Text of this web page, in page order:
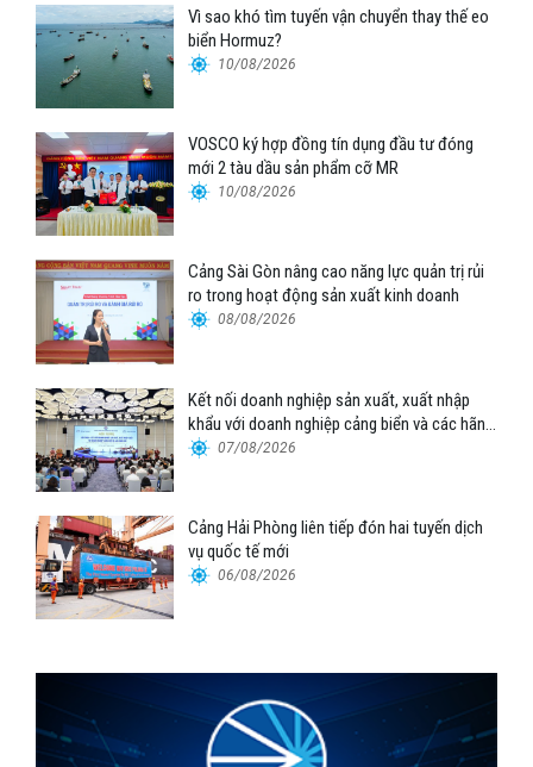
Vì sao khó tìm tuyến vận chuyển thay thế eo
biển Hormuz?
10/08/2026
VOSCO ký hợp đồng tín dụng đầu tư đóng
mới 2 tàu dầu sản phẩm cỡ MR
10/08/2026
Cảng Sài Gòn nâng cao năng lực quản trị rủi
ro trong hoạt động sản xuất kinh doanh
08/08/2026
Kết nối doanh nghiệp sản xuất, xuất nhập
khẩu với doanh nghiệp cảng biển và các hãng
tàu 07/08/2026
Cảng Hải Phòng liên tiếp đón hai tuyến dịch
vụ quốc tế mới
06/08/2026